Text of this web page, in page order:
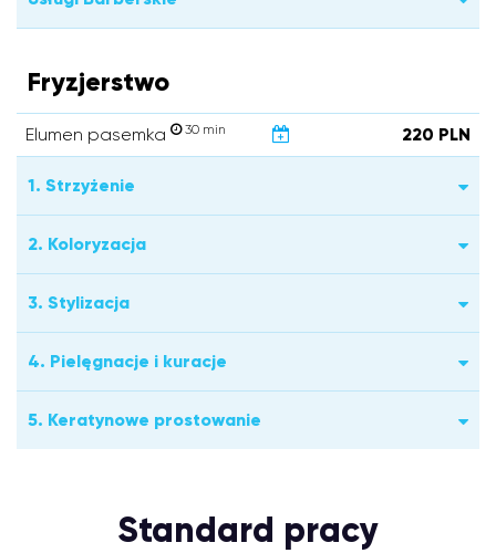
Fryzjerstwo
Elumen pasemka 30 min 220 PLN
1. Strzyżenie
2. Koloryzacja
3. Stylizacja
4. Pielęgnacje i kuracje
5. Keratynowe prostowanie
Standard pracy